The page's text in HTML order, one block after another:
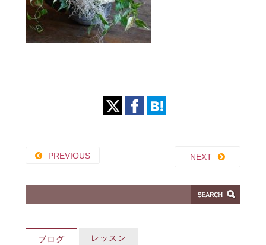
PREVIOUS NEXT
ブログ レッスン